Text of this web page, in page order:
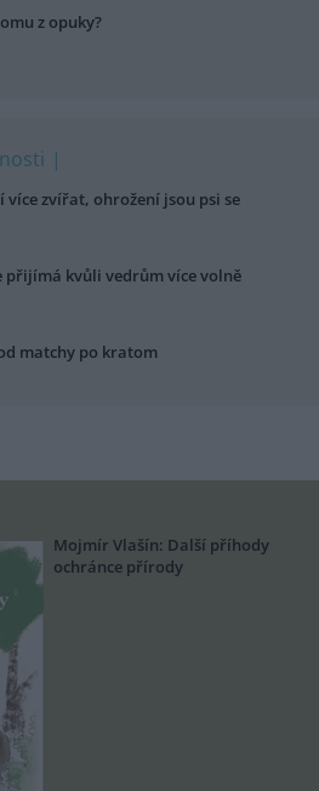
z opuky?
zvířat, ohrožení jsou psi se
přijímá kvůli vedrům více volně
matchy po kratom
Mojmír Vlašín: Další příhody
ochránce přírody